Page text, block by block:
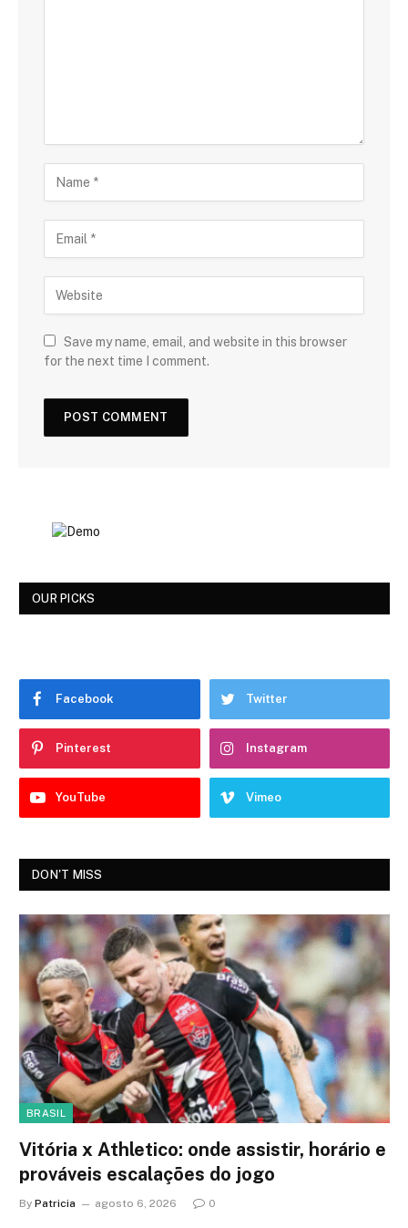
Save my name, email, and website in this browser
for the next time I comment.
OUR PICKS
Facebook Twitter
Pinterest Instagram
YouTube Vimeo
DON'T MISS
BRASIL
Vitória x Athletico: onde assistir, horário e
prováveis escalações do jogo
By Patricia agosto 6, 2026 0